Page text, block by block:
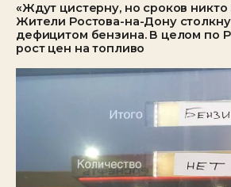
«Ждут цистерну, но сроков никто
Жители Ростова-на-Дону
дефицитом бензина. В целом по
рост цен на топливо